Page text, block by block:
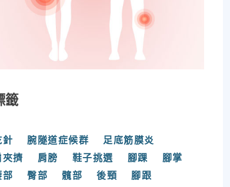
籤
針 腕隧道症候群
足底筋膜炎
夾擠
肩膀 鞋子挑選 腳踝
腳掌
部
臀部 髖部 後頸
腳跟